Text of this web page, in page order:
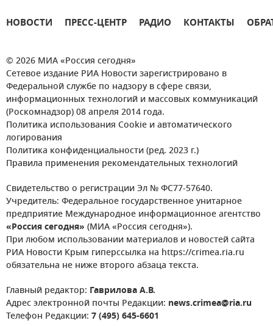
НОВОСТИ ПРЕСС-ЦЕНТР РАДИО КОНТАКТЫ
© 2026 МИА «Россия сегодня»
Сетевое издание РИА Новости зарегистрировано в
Федеральной службе по надзору в сфере связи,
информационных технологий и массовых коммуникаций
(Роскомнадзор) 08 апреля 2014 года.
Политика использования Cookie и автоматического
логирования
Политика конфиденциальности (ред. 2023 г.)
Правила применения рекомендательных технологий
Свидетельство о регистрации Эл № ФС77-57640.
Учредитель: Федеральное государственное унитарное
предприятие Международное информационное агентство
«Россия сегодня» (МИА «Россия сегодня»).
При любом использовании материалов и новостей сайта
РИА Новости Крым гиперссылка на https://crimea.ria.ru
обязательна не ниже второго абзаца текста.
Главный редактор: Гаврилова А.В.
Адрес электронной почты Редакции: news.crimea@ria.ru
Телефон Редакции: 7 (495) 645-6601